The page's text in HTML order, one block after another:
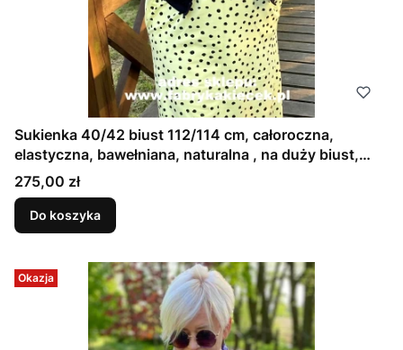
Sukienka 40/42 biust 112/114 cm, całoroczna,
elastyczna, bawełniana, naturalna , na duży biust,
ŻÓŁTA, W CZARNE GROCHY
Cena
275,00 zł
Do koszyka
Okazja